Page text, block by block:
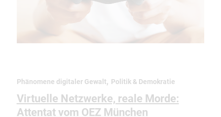
Phänomene digitaler Gewalt, Politik & Demokratie
Virtuelle Netzwerke, reale Morde:
Attentat vom OEZ München